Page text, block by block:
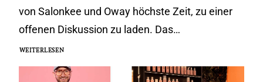
von Salonkee und Oway höchste Zeit, zu einer
offenen Diskussion zu laden. Das…
WEITERLESEN